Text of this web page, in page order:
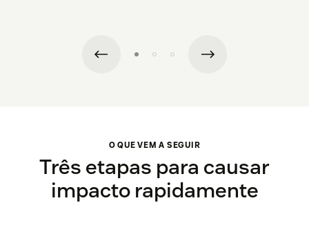
O QUE VEM A SEGUIR
Três etapas para causar
impacto rapidamente